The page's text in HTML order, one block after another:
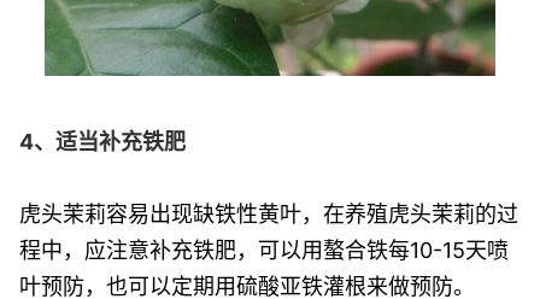
4、适当补充铁肥
虎头茉莉容易出现缺铁性黄叶，在养殖虎头茉莉的过
程中，应注意补充铁肥，可以用螯合铁每10-15天喷
叶预防，也可以定期用硫酸亚铁灌根来做预防。